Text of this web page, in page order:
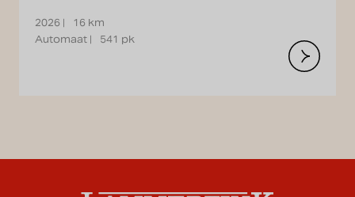
2026 |
16 km
Automaat |
541 pk